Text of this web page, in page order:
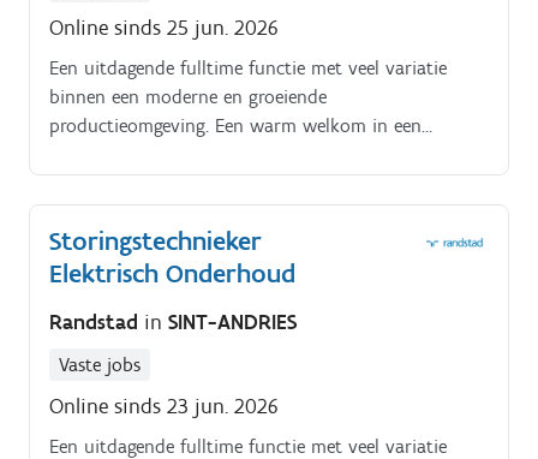
Online sinds 25 jun. 2026
Een uitdagende fulltime functie met veel variatie
binnen een moderne en groeiende
productieomgeving. Een warm welkom in een
Storingstechnieker
Elektrisch Onderhoud
Randstad in SINT-ANDRIES
Vaste jobs
Online sinds 23 jun. 2026
Een uitdagende fulltime functie met veel variatie